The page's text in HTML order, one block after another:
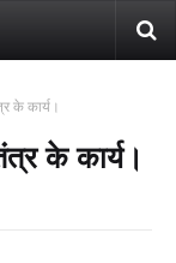
के कार्य।
के कार्य।